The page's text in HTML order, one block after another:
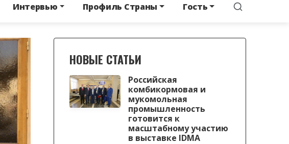
Интервью Профиль Страны Гость
НОВЫЕ СТАТЬИ
Российская
комбикормовая и
мукомольная
промышленность
готовится к
масштабному участию
в выставке IDMA